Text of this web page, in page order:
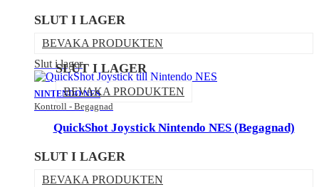
SLUT I LAGER
BEVAKA PRODUKTEN
Slut i lager
NINTENDO NES
Kontroll - Begagnad
SLUT I LAGER
BEVAKA PRODUKTEN
QuickShot Joystick Nintendo NES (Begagnad)
SLUT I LAGER
BEVAKA PRODUKTEN